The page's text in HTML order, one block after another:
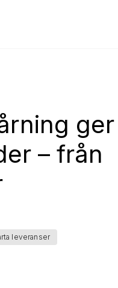
ger
– från
leveranser